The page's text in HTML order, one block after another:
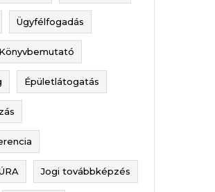
Ügyfélfogadás
Könyvbemutató
Épületlátogatás
Jogi továbbképzés